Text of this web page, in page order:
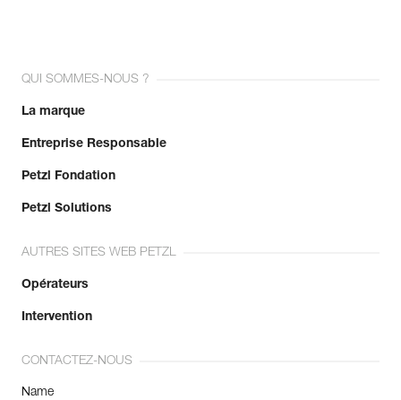
QUI SOMMES-NOUS ?
La marque
Entreprise Responsable
Petzl Fondation
Petzl Solutions
AUTRES SITES WEB PETZL
Opérateurs
Intervention
CONTACTEZ-NOUS
Name